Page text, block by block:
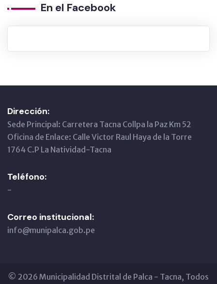
En el Facebook
Dirección:
Sede Principal: Carretera Tacna Collpa la Paz Km 52
Oficina de Enlace: Calle Victor Raul Haya de la Torre
1764 C.P La Natividad-Tacna
Teléfono:
-
Correo institucional:
info@munipalca.gob.pe
© 2026 Municipalidad Distrital de Palca - Tacna, Todos